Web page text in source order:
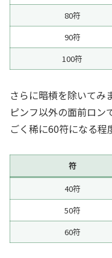
80符
90符
100符
さらに暗槓を除いてみ
ピンフ以外の面前ロン
ごく稀に60符になる程
符
40符
50符
60符